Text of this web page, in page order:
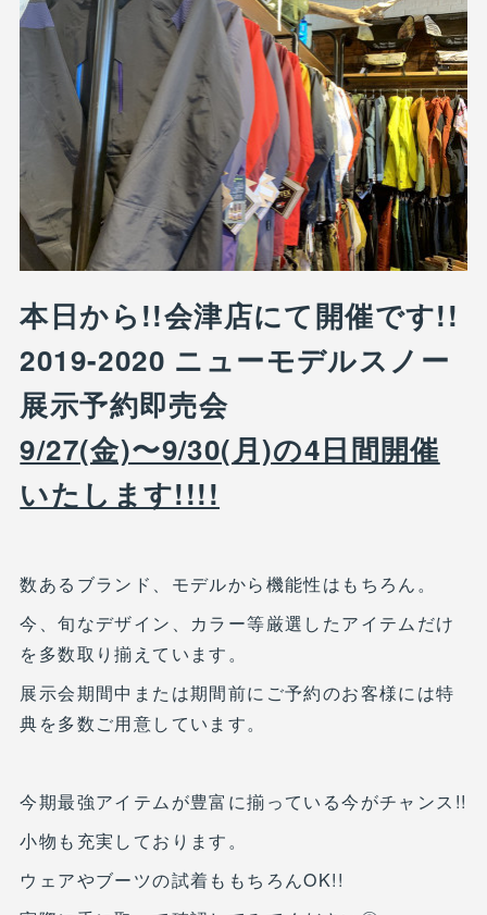
本日から!!会津店にて開催です!!
2019-2020 ニューモデルスノー
展示予約即売会
9/27(金)〜9/30(月)の4日間開催
いたします!!!!
数あるブランド、モデルから機能性はもちろん。
今、旬なデザイン、カラー等厳選したアイテムだけ
を多数取り揃えています。
展示会期間中または期間前にご予約のお客様には特
典を多数ご用意しています。
今期最強アイテムが豊富に揃っている今がチャンス!!
小物も充実しております。
ウェアやブーツの試着ももちろんOK!!